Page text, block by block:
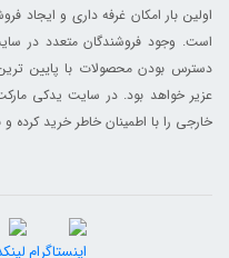
اولین بار امکان غرفه داری و ایجاد
است. وجود فروشندگان متعدد در
دسترس بودن محصولات با پایین
عزیر خواهد بود. در سایت یدکی
خارجی را با اطمینان خاطر خرید کرده